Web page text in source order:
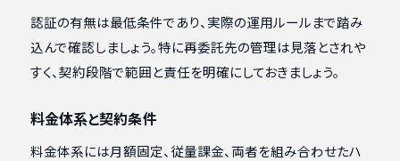
認証の有無は最低条件であり、実際の運用ルールまで踏み
込んで確認しましょう。特に再委託先の管理は見落とされや
すく、契約段階で範囲と責任を明確にしておきましょう。
料金体系と契約条件
料金体系には月額固定、従量課金、両者を組み合わせたハ